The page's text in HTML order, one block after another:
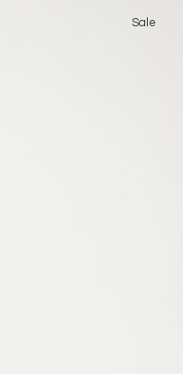
Sale